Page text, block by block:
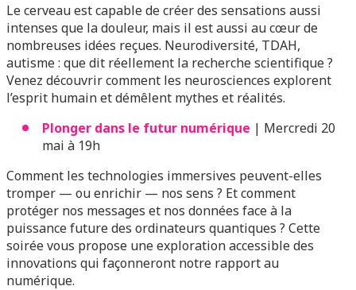
Le cerveau est capable de créer des sensations aussi
intenses que la douleur, mais il est aussi au cœur de
nombreuses idées reçues. Neurodiversité, TDAH,
autisme : que dit réellement la recherche scientifique ?
Venez découvrir comment les neurosciences explorent
l’esprit humain et démêlent mythes et réalités.
Plonger dans le futur numérique | Mercredi 20
mai à 19h
Comment les technologies immersives peuvent-elles
tromper — ou enrichir — nos sens ? Et comment
protéger nos messages et nos données face à la
puissance future des ordinateurs quantiques ? Cette
soirée vous propose une exploration accessible des
innovations qui façonneront notre rapport au
numérique.